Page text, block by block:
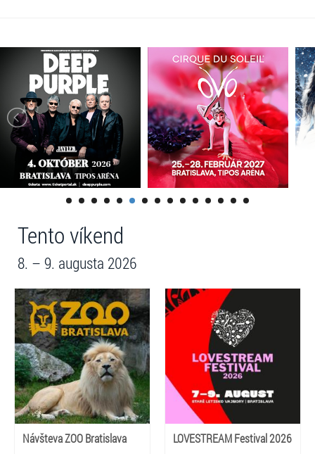
Tento víkend
8. – 9. augusta 2026
Návšteva ZOO Bratislava LOVESTREAM Festival 2026